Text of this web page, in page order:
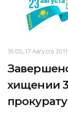
16:05, 17 Августа 2011
хищении